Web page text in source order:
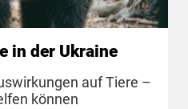
in der Ukraine
auf Tiere –
können